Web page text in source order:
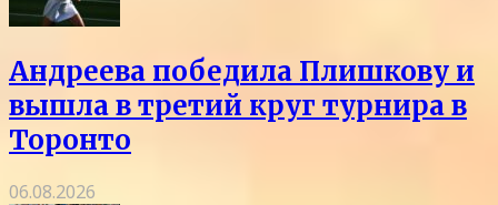
Андреева победила Плишкову и
вышла в третий круг турнира в
Торонто
06.08.2026